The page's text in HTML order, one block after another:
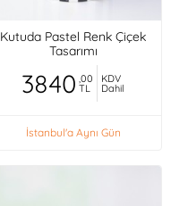
Kutuda Pastel Renk Çiçek
Tasarımı
3840 ,00
TL
KDV
Dahil
İstanbul'a Aynı Gün